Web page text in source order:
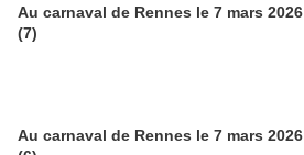
Au carnaval de Rennes le 7 mars 2026
(7)
Au carnaval de Rennes le 7 mars 2026